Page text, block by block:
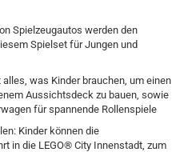
Spielzeugautos werden den
Spielset für Jungen und
was Kinder brauchen, um einen
Aussichtsdeck zu bauen, sowie
für spannende Rollenspiele
Kinder können die
in die LEGO® City Innenstadt, zum